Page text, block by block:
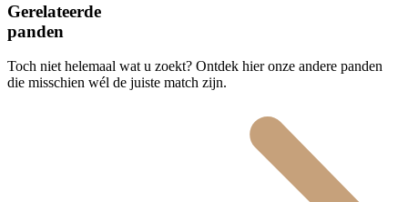
Gerelateerde
panden
Toch niet helemaal wat u zoekt? Ontdek hier onze andere panden
die misschien wél de juiste match zijn.